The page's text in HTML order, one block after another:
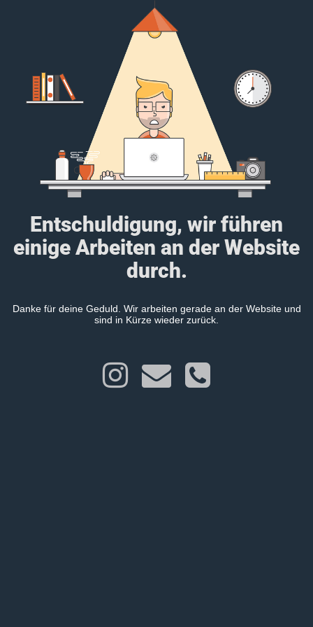
Entschuldigung, wir führen
einige Arbeiten an der Website
durch.
Danke für deine Geduld. Wir arbeiten gerade an der Website und
sind in Kürze wieder zurück.